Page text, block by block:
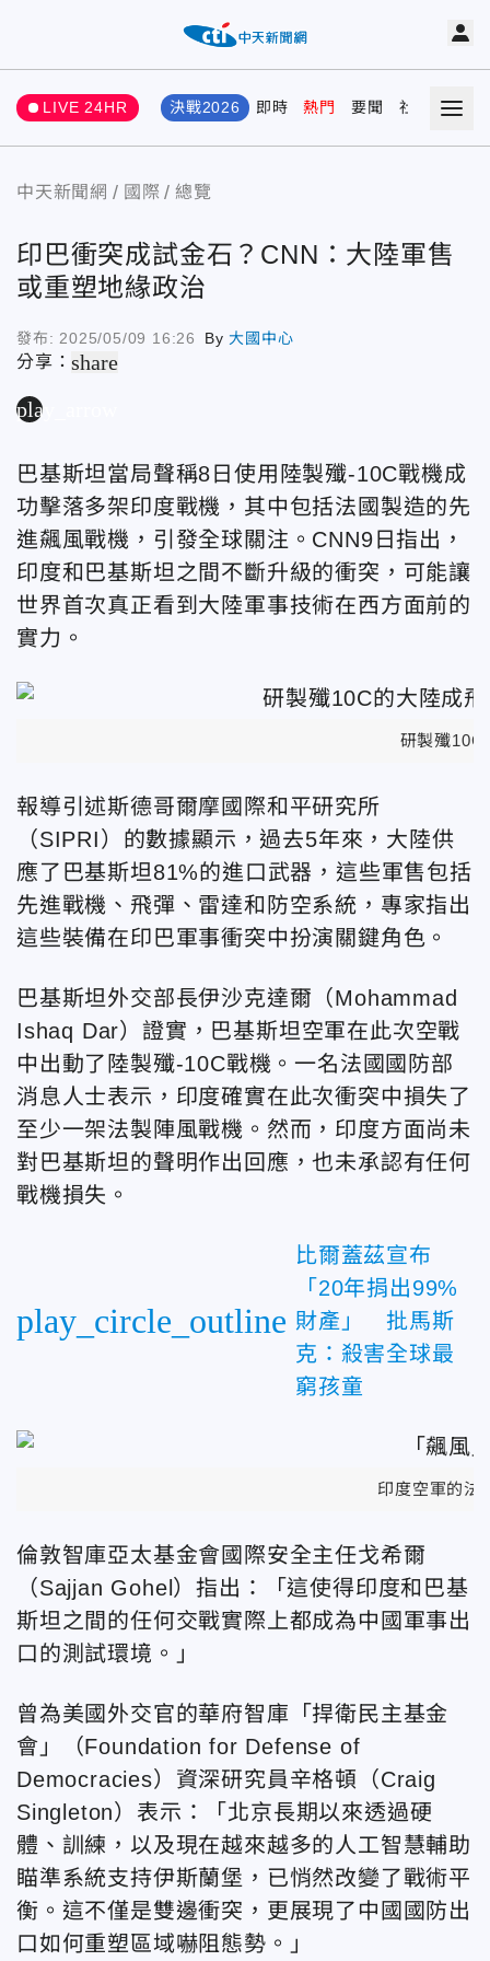
LIVE 24HR 決戰2026 即時 熱門 要聞 社會 娛樂
中天新聞網 國際 總覽
印巴衝突成試金石？CNN：大陸軍售
或重塑地緣政治
發布: 2025/05/09 16:26 By 大國中心
分享：share
play_arrow
巴基斯坦當局聲稱8日使用陸製殲-10C戰機成
功擊落多架印度戰機，其中包括法國製造的先
進飆風戰機，引發全球關注。CNN9日指出，
印度和巴基斯坦之間不斷升級的衝突，可能讓
世界首次真正看到大陸軍事技術在西方面前的
實力。
研製殲10C
報導引述斯德哥爾摩國際和平研究所
（SIPRI）的數據顯示，過去5年來，大陸供
應了巴基斯坦81%的進口武器，這些軍售包括
先進戰機、飛彈、雷達和防空系統，專家指出
這些裝備在印巴軍事衝突中扮演關鍵角色。
巴基斯坦外交部長伊沙克達爾（Mohammad
Ishaq Dar）證實，巴基斯坦空軍在此次空戰
中出動了陸製殲-10C戰機。一名法國國防部
消息人士表示，印度確實在此次衝突中損失了
至少一架法製陣風戰機。然而，印度方面尚未
對巴基斯坦的聲明作出回應，也未承認有任何
戰機損失。
play_circle_outline
比爾蓋茲宣布
「20年捐出99%
財產」 批馬斯
克：殺害全球最
窮孩童
印度空軍的法
倫敦智庫亞太基金會國際安全主任戈希爾
（Sajjan Gohel）指出：「這使得印度和巴基
斯坦之間的任何交戰實際上都成為中國軍事出
口的測試環境。」
曾為美國外交官的華府智庫「捍衛民主基金
會」（Foundation for Defense of
Democracies）資深研究員辛格頓（Craig
Singleton）表示：「北京長期以來透過硬
體、訓練，以及現在越來越多的人工智慧輔助
瞄準系統支持伊斯蘭堡，已悄然改變了戰術平
衡。這不僅是雙邊衝突，更展現了中國國防出
口如何重塑區域嚇阻態勢。」